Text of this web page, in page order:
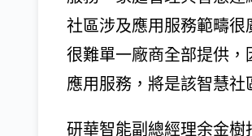
社區涉及應用服務範疇很
很難單一廠商全部提供
應用服務，將是該智慧社
研華智能副總經理余金